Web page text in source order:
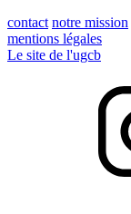
contact notre mission
mentions légales
Le site de l'ugcb